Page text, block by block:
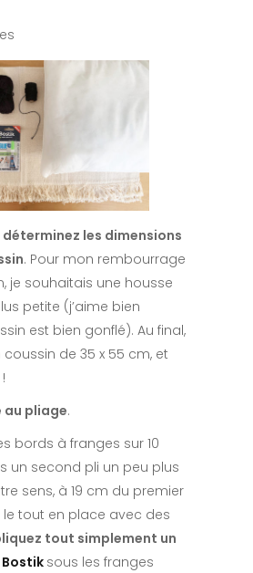
déterminez les dimensions
. Pour mon rembourrage
je souhaitais une housse
petite (j’aime bien
est bien gonflé). Au final,
coussin de 35 x 55 cm, et
au pliage.
bords à franges sur 10
un second pli un peu plus
sens, à 19 cm du premier
le tout en place avec des
tout simplement un
sous les franges